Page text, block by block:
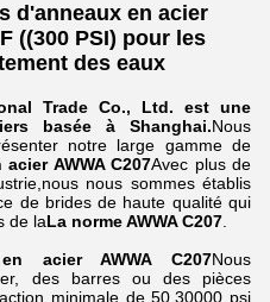
d'anneaux en acier
((300 PSI) pour les
des eaux
Trade Co., Ltd. est une
basée à Shanghai.Nous
notre large gamme de
AWWA C207Avec plus de
nous sommes établis
de brides de haute qualité qui
de laLa norme AWWA C207
acier AWWA C207Nous
des barres ou des pièces
minimale de 50,30000 psi